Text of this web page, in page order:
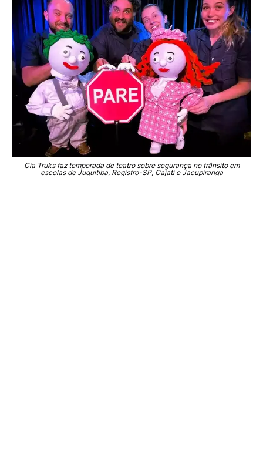
Cia Truks faz temporada de teatro ­­sobre segurança no trânsito em
escolas de Juquitiba, Registro-SP, Cajati e Jacupiranga